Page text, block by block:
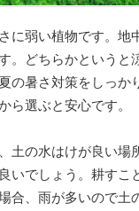
に弱い植物です。
。どちらかという
の暑さ対策をしっ
ら選ぶと安心です。
土の水はけが良い
いでしょう。耕す
合、雨が多いので